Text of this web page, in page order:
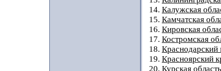
14. Калужская
15. Камчатская
16. Кировская
17. Костромская
18. Краснодарский
19. Красноярский
20. Курская область